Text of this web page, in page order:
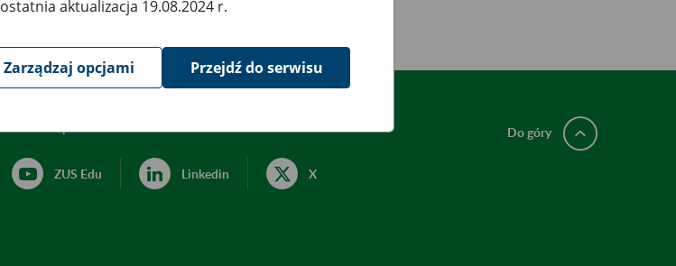
ZUS Edu Linkedin X
Do góry
ostatnia aktualizacja 19.08.2024 r.
Zarządzaj opcjami Przejdź do serwisu